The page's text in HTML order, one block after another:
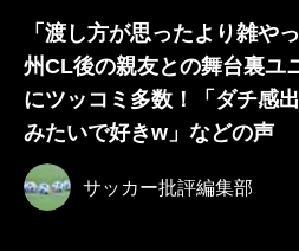
「渡し方が思ったより雑や
州CL後の親友との舞台裏ユ
にツッコミ多数！「ダチ感
みたいで好きw」などの声
サッカー批評編集部